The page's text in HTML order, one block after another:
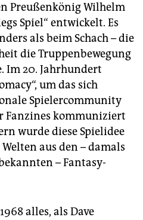
Preußenkönig Wilhelm
Spiel“ entwickelt. Es
als beim Schach – die
die Truppenbewegung
Im 20. Jahrhundert
um das sich
Spielercommunity
Fanzines kommuniziert
wurde diese Spielidee
aus den – damals
– Fantasy-
alles, als Dave